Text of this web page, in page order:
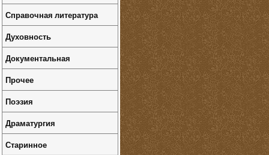
Справочная литература
Духовность
Документальная
Прочее
Поэзия
Драматургия
Старинное